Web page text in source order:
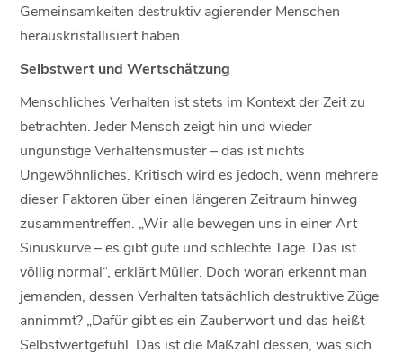
Gemeinsamkeiten destruktiv agierender Menschen
herauskristallisiert haben.
Selbstwert und Wertschätzung
Menschliches Verhalten ist stets im Kontext der Zeit zu
betrachten. Jeder Mensch zeigt hin und wieder
ungünstige Verhaltensmuster – das ist nichts
Ungewöhnliches. Kritisch wird es jedoch, wenn mehrere
dieser Faktoren über einen längeren Zeitraum hinweg
zusammentreffen. „Wir alle bewegen uns in einer Art
Sinuskurve – es gibt gute und schlechte Tage. Das ist
völlig normal“, erklärt Müller. Doch woran erkennt man
jemanden, dessen Verhalten tatsächlich destruktive Züge
annimmt? „Dafür gibt es ein Zauberwort und das heißt
Selbstwertgefühl. Das ist die Maßzahl dessen, was sich